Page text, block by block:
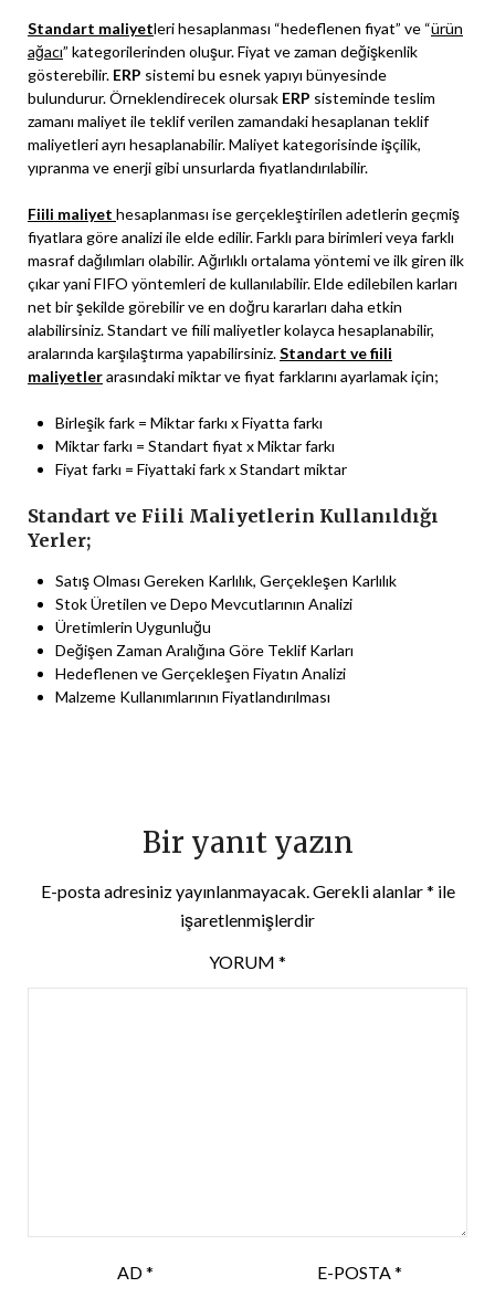
Standart maliyetleri hesaplanması “hedeflenen fiyat” ve “ürün
ağacı” kategorilerinden oluşur. Fiyat ve zaman değişkenlik
gösterebilir. ERP sistemi bu esnek yapıyı bünyesinde
bulundurur. Örneklendirecek olursak ERP sisteminde teslim
zamanı maliyet ile teklif verilen zamandaki hesaplanan teklif
maliyetleri ayrı hesaplanabilir. Maliyet kategorisinde işçilik,
yıpranma ve enerji gibi unsurlarda fiyatlandırılabilir.
Fiili maliyet hesaplanması ise gerçekleştirilen adetlerin geçmiş
fiyatlara göre analizi ile elde edilir. Farklı para birimleri veya farklı
masraf dağılımları olabilir. Ağırlıklı ortalama yöntemi ve ilk giren ilk
çıkar yani FIFO yöntemleri de kullanılabilir. Elde edilebilen karları
net bir şekilde görebilir ve en doğru kararları daha etkin
alabilirsiniz. Standart ve fiili maliyetler kolayca hesaplanabilir,
aralarında karşılaştırma yapabilirsiniz.Standart ve fiili
maliyetlerarasındaki miktar ve fiyat farklarını ayarlamak için;
Birleşik fark = Miktar farkı x Fiyatta farkı
Miktar farkı = Standart fiyat x Miktar farkı
Fiyat farkı = Fiyattaki fark x Standart miktar
Standart ve Fiili Maliyetlerin Kullanıldığı
Yerler;
Satış Olması Gereken Karlılık, Gerçekleşen Karlılık
Stok Üretilen ve Depo Mevcutlarının Analizi
Üretimlerin Uygunluğu
Değişen Zaman Aralığına Göre Teklif Karları
Hedeflenen ve Gerçekleşen Fiyatın Analizi
Malzeme Kullanımlarının Fiyatlandırılması
Bir yanıt yazın
E-posta adresiniz yayınlanmayacak.Gerekli alanlar* ile
işaretlenmişlerdir
YORUM *
AD* E-POSTA*